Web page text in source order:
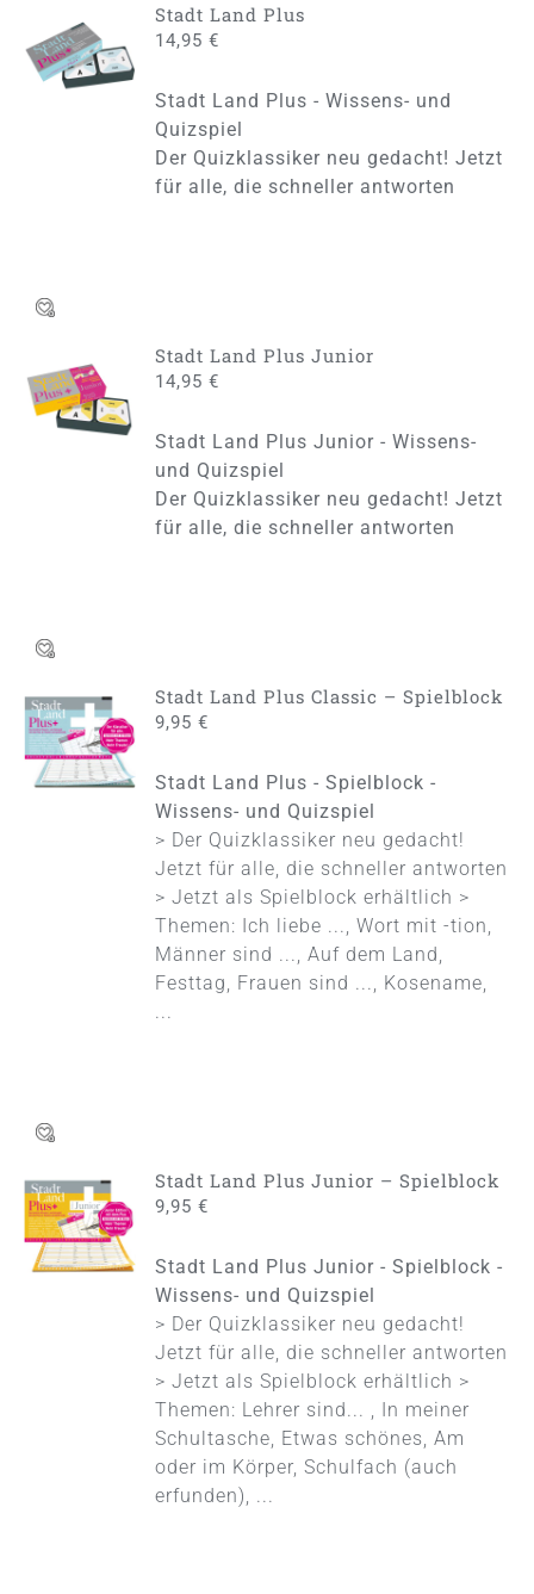
IN DEN
WARENKORB
/
Stadt Land Plus
14,95€
Stadt Land Plus - Wissens- und
Quizspiel
Der Quizklassiker neu gedacht! Jetzt
für alle, die schneller antworten
IN DEN
WARENKORB
/
DETAILS
Stadt Land Plus Junior
14,95€
Stadt Land Plus Junior - Wissens-
und Quizspiel
Der Quizklassiker neu gedacht! Jetzt
für alle, die schneller antworten
IN DEN
WARENKORB
/
DETAILS
Stadt Land Plus Classic – Spielblock
9,95€
Stadt Land Plus - Spielblock -
Wissens- und Quizspiel
> Der Quizklassiker neu gedacht!
Jetzt für alle, die schneller antworten
> Jetzt als Spielblock erhältlich >
Themen: Ich liebe ..., Wort mit -tion,
Männer sind ..., Auf dem Land,
Festtag, Frauen sind ..., Kosename,
...
IN DEN
WARENKORB
/
DETAILS
Stadt Land Plus Junior – Spielblock
9,95€
Stadt Land Plus Junior - Spielblock -
Wissens- und Quizspiel
> Der Quizklassiker neu gedacht!
Jetzt für alle, die schneller antworten
> Jetzt als Spielblock erhältlich >
Themen: Lehrer sind... , In meiner
Schultasche, Etwas schönes, Am
oder im Körper, Schulfach (auch
erfunden), ...